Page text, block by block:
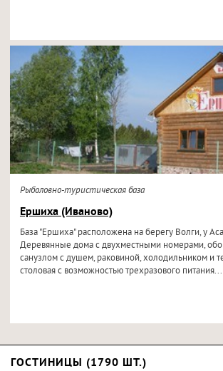
Рыболовно-туристическая база
Ершиха (Иваново)
База "Ершиха" расположена на берегу Волги, у
Деревянные дома с двухместными номерами,
санузлом с душем, раковиной, холодильником и
столовая с возможностью трехразового питания...
ГОСТИНИЦЫ (1790 ШТ.)